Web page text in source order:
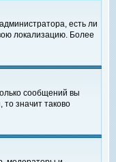
есть ли
локализацию. Более
сообщений вы
значит таково